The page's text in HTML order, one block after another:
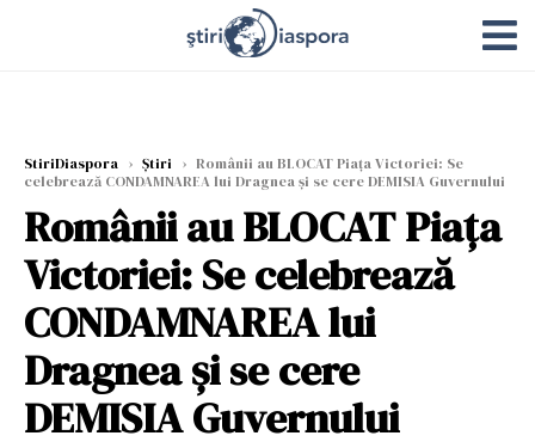
StiriDiaspora › Știri › Românii au BLOCAT Piața Victoriei: Se
celebrează CONDAMNAREA lui Dragnea și se cere DEMISIA Guvernului
Românii au BLOCAT Piața
Victoriei: Se celebrează
CONDAMNAREA lui
Dragnea și se cere
DEMISIA Guvernului